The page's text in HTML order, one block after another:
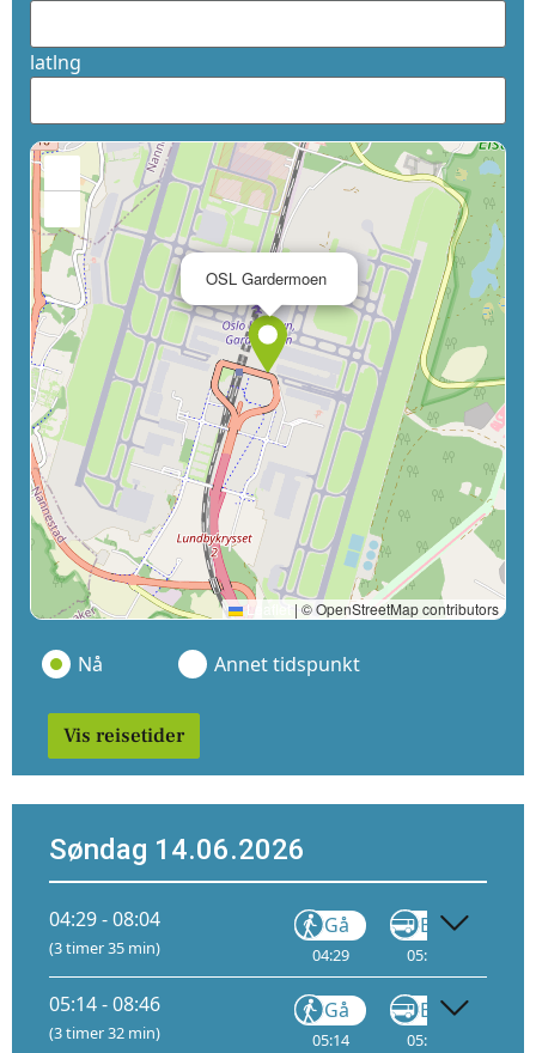
latlng
OSL Gardermoen
Leaflet | © OpenStreetMap contributors
Nå Annet tidspunkt
Vis reisetider
Søndag 14.06.2026
04:29 - 08:04
(3 timer 35 min)
Gå
04:29
Buss
05:11
05:14 - 08:46
(3 timer 32 min)
Gå
05:14
Buss
05:56